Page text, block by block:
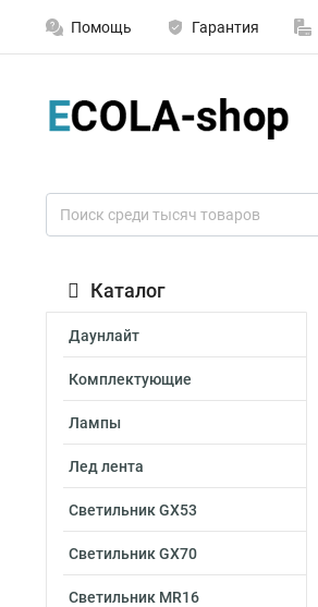
Помощь Гарантия
Каталог
Даунлайт
Комплектующие
Лампы
Лед лента
Светильник GX53
Светильник GX70
Светильник MR16